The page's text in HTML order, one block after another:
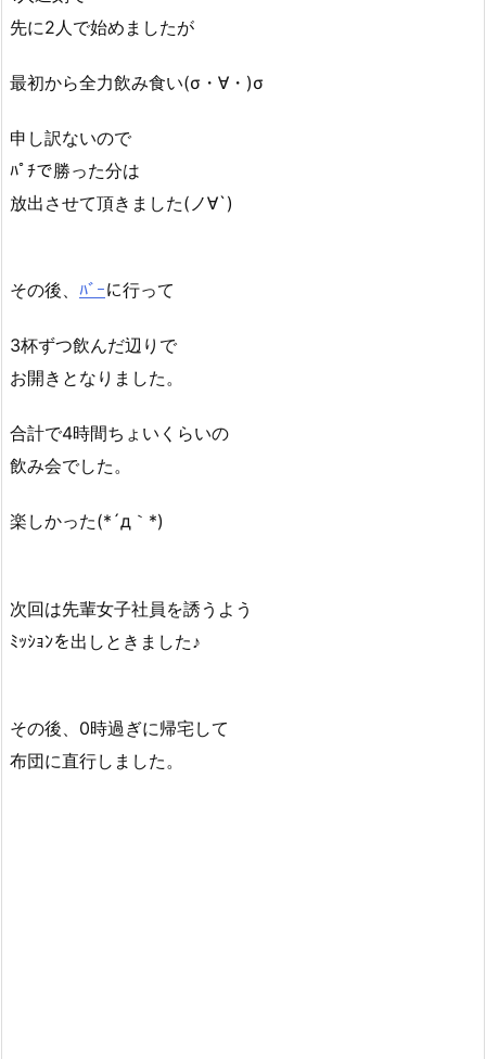
先に2人で始めましたが
最初から全力飲み食い(σ・∀・)σ
申し訳ないので
ﾊﾟﾁで勝った分は
放出させて頂きました(ノ∀`)
その後、 ﾊﾞｰに行って
3杯ずつ飲んだ辺りで
お開きとなりました。
合計で4時間ちょいくらいの
飲み会でした。
楽しかった(*´д｀*)
次回は先輩女子社員を誘うよう
ﾐｯｼｮﾝを出しときました♪
その後、0時過ぎに帰宅して
布団に直行しました。